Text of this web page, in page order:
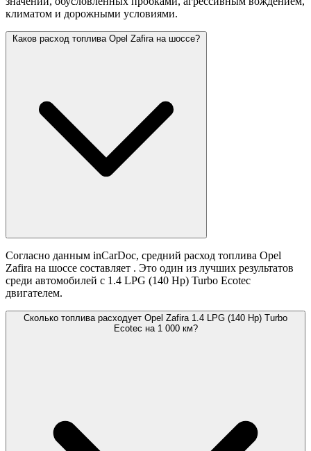
климатом и дорожными условиями.
Каков расход топлива Opel Zafira на шоссе?
Согласно данным inCarDoc, средний расход топлива Opel
Zafira на шоссе составляет . Это один из лучших результатов
среди автомобилей с 1.4 LPG (140 Hp) Turbo Ecotec
двигателем.
Сколько топлива расходует Opel Zafira 1.4 LPG (140 Hp) Turbo
Ecotec на 1 000 км?